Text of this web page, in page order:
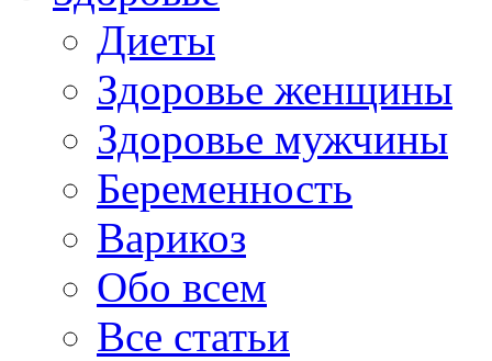
Диеты
Здоровье женщины
Здоровье мужчины
Беременность
Варикоз
Обо всем
Все статьи